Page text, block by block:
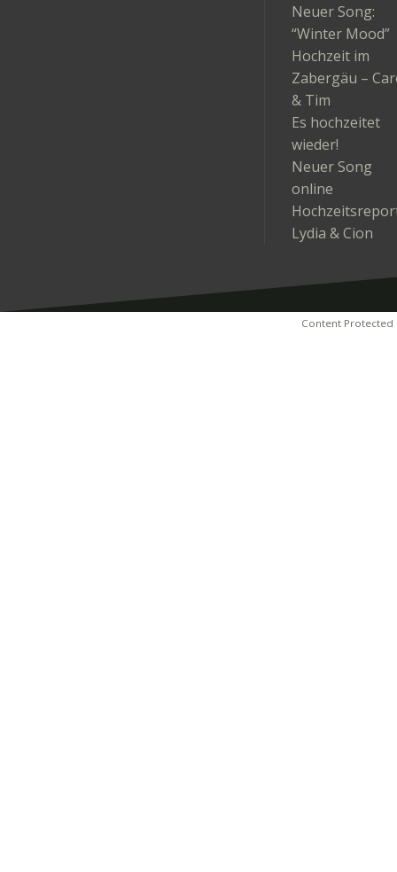
Neuer Song:
“Winter Mood”
Hochzeit im
Zabergäu –
& Tim
Es hochzeitet
wieder!
Neuer Song
online
Lydia & Cion
Content Protected